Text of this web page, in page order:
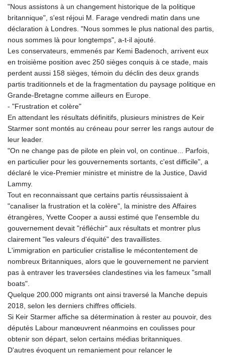
"Nous assistons à un changement historique de la politique
britannique", s'est réjoui M. Farage vendredi matin dans une
déclaration à Londres. "Nous sommes le plus national des partis,
nous sommes là pour longtemps", a-t-il ajouté.
Les conservateurs, emmenés par Kemi Badenoch, arrivent eux
en troisième position avec 250 sièges conquis à ce stade, mais
perdent aussi 158 sièges, témoin du déclin des deux grands
partis traditionnels et de la fragmentation du paysage politique en
Grande-Bretagne comme ailleurs en Europe.
- "Frustration et colère"
En attendant les résultats définitifs, plusieurs ministres de Keir
Starmer sont montés au créneau pour serrer les rangs autour de
leur leader.
"On ne change pas de pilote en plein vol, on continue... Parfois,
en particulier pour les gouvernements sortants, c'est difficile", a
déclaré le vice-Premier ministre et ministre de la Justice, David
Lammy.
Tout en reconnaissant que certains partis réussissaient à
"canaliser la frustration et la colère", la ministre des Affaires
étrangères, Yvette Cooper a aussi estimé que l'ensemble du
gouvernement devait "réfléchir" aux résultats et montrer plus
clairement "les valeurs d'équité" des travaillistes.
L'immigration en particulier cristallise le mécontentement de
nombreux Britanniques, alors que le gouvernement ne parvient
pas à entraver les traversées clandestines via les fameux "small
boats".
Quelque 200.000 migrants ont ainsi traversé la Manche depuis
2018, selon les derniers chiffres officiels.
Si Keir Starmer affiche sa détermination à rester au pouvoir, des
députés Labour manœuvrent néanmoins en coulisses pour
obtenir son départ, selon certains médias britanniques.
D'autres évoquent un remaniement pour relancer le